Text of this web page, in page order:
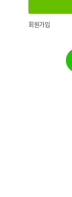
회원가입